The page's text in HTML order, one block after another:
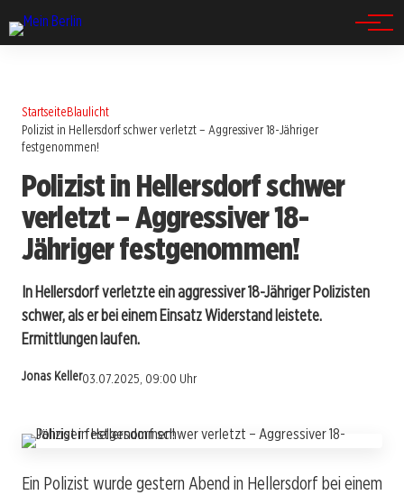
StartseiteBlaulicht
Polizist in Hellersdorf schwer verletzt – Aggressiver 18-Jähriger
festgenommen!
Polizist in Hellersdorf schwer
verletzt – Aggressiver 18-
Jähriger festgenommen!
In Hellersdorf verletzte ein aggressiver 18-Jähriger Polizisten
schwer, als er bei einem Einsatz Widerstand leistete.
Ermittlungen laufen.
Jonas Keller03.07.2025, 09:00 Uhr
Ein Polizist wurde gestern Abend in Hellersdorf bei einem